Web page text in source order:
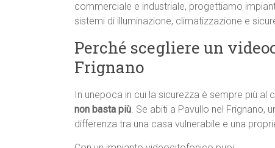
commerciale e industriale, progettiamo
sistemi di illuminazione, climatizzazione e
Perché scegliere un
Frignano
In unepoca in cui la sicurezza è sempre più
non basta più. Se abiti a Pavullo nel Frignano,
differenza tra una casa vulnerabile e una